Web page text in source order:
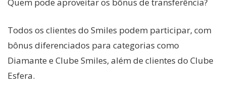
Todos os clientes do Smiles podem participar, com
bônus diferenciados para categorias como
Diamante e Clube Smiles, além de clientes do Clube
Esfera.